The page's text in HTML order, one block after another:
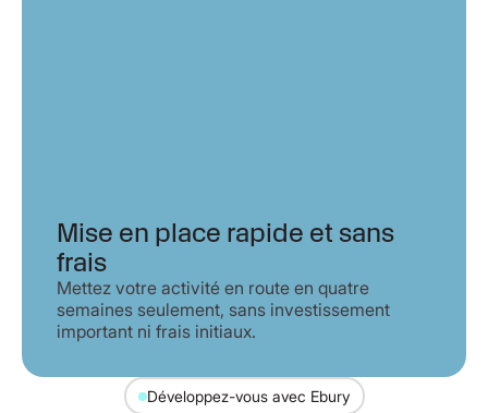
Mise en place rapide et sans
frais
Mettez votre activité en route en quatre
semaines seulement, sans investissement
important ni frais initiaux.
Développez-vous avec Ebury